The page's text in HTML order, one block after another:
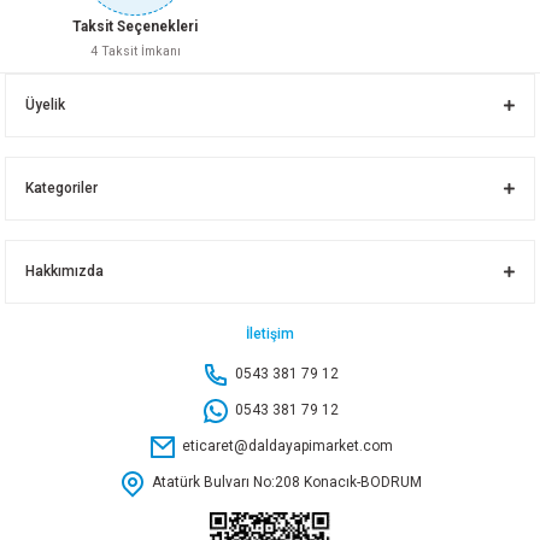
Taksit Seçenekleri
4 Taksit İmkanı
Üyelik
Kategoriler
Hakkımızda
İletişim
0543 381 79 12
0543 381 79 12
eticaret@daldayapimarket.com
Atatürk Bulvarı No:208 Konacık-BODRUM